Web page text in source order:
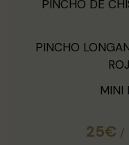
PINCHO DE
PINCHO
MINI
25€ /